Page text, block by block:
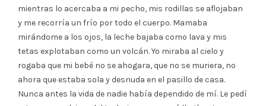
mientras lo acercaba a mi pecho, mis rodillas se aflojaban
y me recorría un frío por todo el cuerpo. Mamaba
mirándome a los ojos, la leche bajaba como lava y mis
tetas explotaban como un volcán. Yo miraba al cielo y
rogaba que mi bebé no se ahogara, que no se muriera, no
ahora que estaba sola y desnuda en el pasillo de casa.
Nunca antes la vida de nadie había dependido de mí. Le pedí